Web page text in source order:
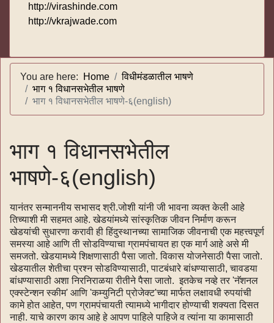
http://virashinde.com
http://vkrajwade.com
You are here: Home
विधीमंडळातील भाषणे
भाग १ विधानसभेतील भाषणे
भाग १ विधानसभेतील भाषणे-६(english)
भाग १ विधानसभेतील
भाषणे-६(english)
यानंतर सन्माननीय सभासद श्री.जोशी यांनी जी भावना व्यक्त केली आहे
तिच्याशी मी सहमत आहे. खेडयांमध्ये सांस्कृतिक जीवन निर्माण करून
खेडयांची सुधारणा करावी ही हिंदुस्थानच्या सामाजिक जीवनाची एक महत्त्वपूर्ण
समस्या आहे आणि ती सोडविण्याचा ग्रामपंचायत हा एक मार्ग आहे असे मी
समजतो. खेडयामध्ये शिक्षणासाठी पैसा जातो. विकास योजनेसाठी पैसा जातो.
खेडयातील शेतीचा प्रश्न सोडविण्यासाठी, पाटबंधारे बांधण्यासाठी, चावडया
बांधण्यासाठी अशा निरनिराळया रीतीने पैसा जातो. इतकेच नव्हे तर 'नॅशनल
एक्स्टेन्शन स्कीम' आणि 'कम्युनिटी प्रोजेक्ट'च्या मार्फत लक्षावधी रुपयांची
कामे होत आहेत, पण ग्रामपंचायती त्यामध्ये भागीदार होण्याची शक्यता दिसत
नाही. याचे कारण काय आहे हे आपण पाहिले पाहिजे व त्यांना या कामासाठी